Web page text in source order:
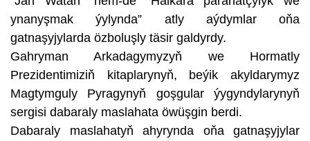
ynanyşmak ýylynda” atly aýdymlar oňa
gatnaşyjylarda özboluşly täsir galdyrdy.
Gahryman Arkadagymyzyň we Hormatly
Prezidentimiziň kitaplarynyň, beýik akyldarymyz
Magtymguly Pyragynyň goşgular ýygyndylarynyň
sergisi dabaraly maslahata öwüşgin berdi.
Dabaraly maslahatyň ahyrynda oňa gatnaşyjylar